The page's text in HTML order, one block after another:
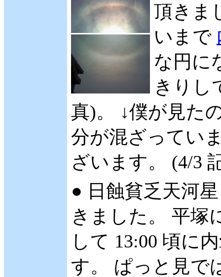
頂きま
いまで
な円に
きりし
真)。 ↓僕が見た
分が混ざってい
ざいます。 (4/3
● 日蝕貧乏天河
きました。 平塚
して 13:00 頃に
す。 ぱっと見で